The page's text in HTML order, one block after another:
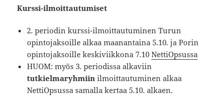
Kurssi-ilmoittautumiset
2. periodin kurssi-ilmoittautuminen Turun
opintojaksoille alkaa maanantaina 5.10. ja Porin
opintojaksoille keskiviikkona 7.10NettiOpsussa
HUOM: myös 3. periodissa alkaviin
tutkielmaryhmiinilmoittautuminen alkaa
NettiOpsussa samalla kertaa 5.10. alkaen.